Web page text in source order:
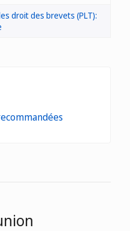
droit des brevets (PLT):